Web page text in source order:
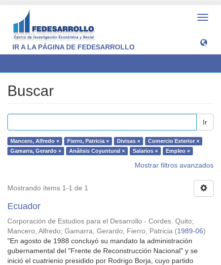
IR A LA PÁGINA DE FEDESARROLLO
Buscar
Ir
Mancero, Alfredo × Fierro, Patricia × Divisas ×
Comercio Exterior ×
Gamarra, Gerardo ×
Análisis Coyuntural × Salarios × Empleo ×
Mostrar filtros avanzados
Mostrando ítems 1-1 de 1
Ecuador
Corporación de Estudios para el Desarrollo - Cordes. Quito;
Mancero, Alfredo; Gamarra, Gerardo; Fierro, Patricia (1989-06)
"En agosto de 1988 concluyó su mandato la administración
gubernamental del "Frente de Reconstrucción Nacional" y se
inició el cuatrienio presidido por Rodrigo Borja, cuyo partido